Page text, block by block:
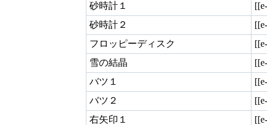
砂時計１
砂時計２
フロッピーディスク
雪の結晶
バツ１
バツ２
右矢印１